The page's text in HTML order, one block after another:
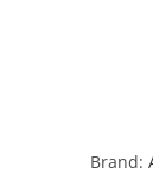
Brand: